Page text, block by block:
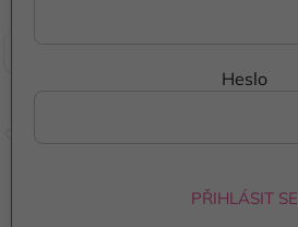
Heslo
PŘIHLÁSIT SE